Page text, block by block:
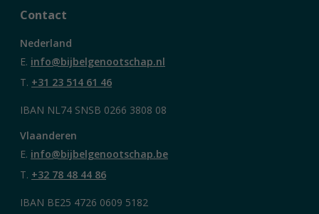
Contact
Nederland
E. info@bijbelgenootschap.nl
T. +31 23 514 61 46
IBAN NL74 SNSB 0266 3808 08
Vlaanderen
E. info@bijbelgenootschap.be
T. +32 78 48 44 86
IBAN BE25 4726 0609 5182